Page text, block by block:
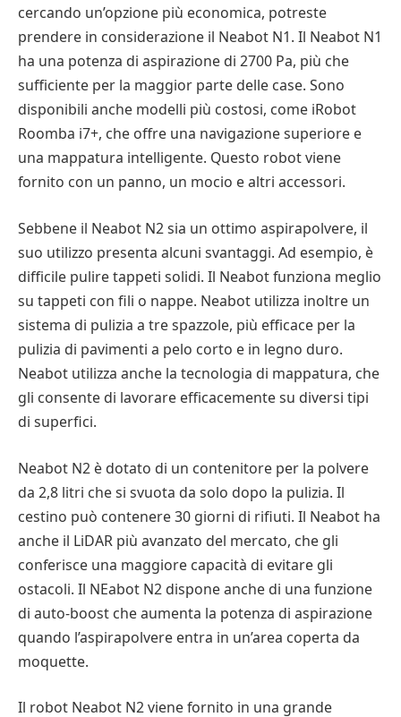
cercando un’opzione più economica, potreste
prendere in considerazione il Neabot N1. Il Neabot N1
ha una potenza di aspirazione di 2700 Pa, più che
sufficiente per la maggior parte delle case. Sono
disponibili anche modelli più costosi, come iRobot
Roomba i7+, che offre una navigazione superiore e
una mappatura intelligente. Questo robot viene
fornito con un panno, un mocio e altri accessori.
Sebbene il Neabot N2 sia un ottimo aspirapolvere, il
suo utilizzo presenta alcuni svantaggi. Ad esempio, è
difficile pulire tappeti solidi. Il Neabot funziona meglio
su tappeti con fili o nappe. Neabot utilizza inoltre un
sistema di pulizia a tre spazzole, più efficace per la
pulizia di pavimenti a pelo corto e in legno duro.
Neabot utilizza anche la tecnologia di mappatura, che
gli consente di lavorare efficacemente su diversi tipi
di superfici.
Neabot N2 è dotato di un contenitore per la polvere
da 2,8 litri che si svuota da solo dopo la pulizia. Il
cestino può contenere 30 giorni di rifiuti. Il Neabot ha
anche il LiDAR più avanzato del mercato, che gli
conferisce una maggiore capacità di evitare gli
ostacoli. Il NEabot N2 dispone anche di una funzione
di auto-boost che aumenta la potenza di aspirazione
quando l’aspirapolvere entra in un’area coperta da
moquette.
Il robot Neabot N2 viene fornito in una grande